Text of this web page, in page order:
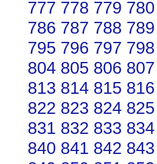
777 778 779 780
786 787 788 789
795 796 797 798
804 805 806 807
813 814 815 816
822 823 824 825
831 832 833 834
840 841 842 843